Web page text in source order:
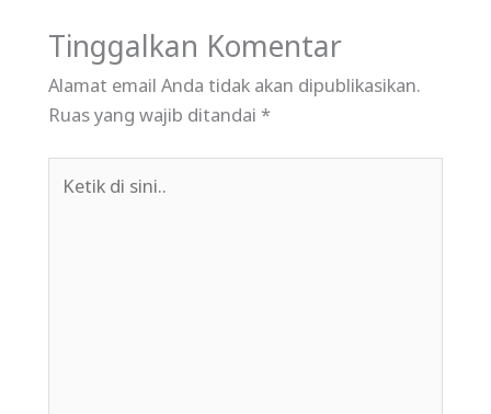
Tinggalkan Komentar
Alamat email Anda tidak akan dipublikasikan.
Ruas yang wajib ditandai *